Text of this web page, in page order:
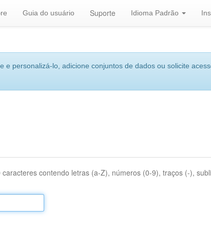
Guia do usuário Suporte Idioma Padrão
personalizá-lo, adicione conjuntos de dados ou solicite
contendo letras (a-Z), números (0-9), traços (-),